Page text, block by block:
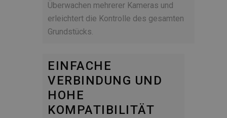
Überwachen mehrerer Kameras und
erleichtert die Kontrolle des gesamten
Grundstücks.
EINFACHE
VERBINDUNG UND
HOHE
KOMPATIBILITÄT